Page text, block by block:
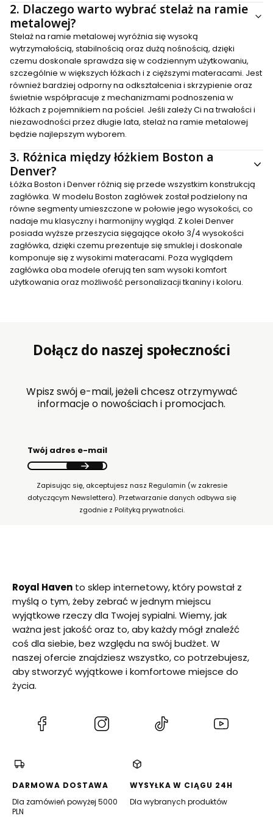
2. Dlaczego warto wybrać stelaż na ramie
metalowej?
Stelaż na ramie metalowej wyróżnia się wysoką
wytrzymałością, stabilnością oraz dużą nośnością, dzięki
czemu doskonale sprawdza się w codziennym użytkowaniu,
szczególnie w większych łóżkach i z cięższymi materacami. Jest
również bardziej odporny na odkształcenia i skrzypienie oraz
świetnie współpracuje z mechanizmami podnoszenia w
łóżkach z pojemnikiem na pościel. Jeśli zależy Ci na trwałości i
niezawodności przez długie lata, stelaż na ramie metalowej
będzie najlepszym wyborem.
3. Różnica między łóżkiem Boston a
Denver?
Łóżka Boston i Denver różnią się przede wszystkim konstrukcją
zagłówka. W modelu Boston zagłówek został podzielony na
równe segmenty umieszczone w połowie jego wysokości, co
nadaje mu klasyczny i harmonijny wygląd. Z kolei Denver
posiada wyższe przeszycia sięgające około 3/4 wysokości
zagłówka, dzięki czemu prezentuje się smuklej i doskonale
komponuje się z wysokimi materacami. Poza wyglądem
zagłówka oba modele oferują ten sam wysoki komfort
użytkowania oraz możliwość personalizacji tkaniny i koloru.
Dołącz do naszej społeczności
Wpisz swój e-mail, jeżeli chcesz otrzymywać
informacje o nowościach i promocjach.
Twój adres e-mail
Zapisując się, akceptujesz nasz Regulamin (w zakresie
dotyczącym Newslettera). Przetwarzanie danych odbywa się
zgodnie z Polityką prywatności.
Royal Haven to sklep internetowy, który powstał z
myślą o tym, żeby zebrać w jednym miejscu
wyjątkowe rzeczy dla Twojej sypialni. Wiemy, jak
ważna jest jakość oraz to, aby każdy mógł znaleźć
coś dla siebie, bez względu na swój budżet. W
naszej ofercie znajdziesz wszystko, co potrzebujesz,
aby stworzyć wyjątkowe i komfortowe miejsce do
życia.
(Otwiera
nowej
(Otwiera
(Otwiera
DARMOWA DOSTAWA
Dla zamówień powyżej 5000
PLN
WYSYŁKA W CIĄGU 24H
Dla wybranych produktów